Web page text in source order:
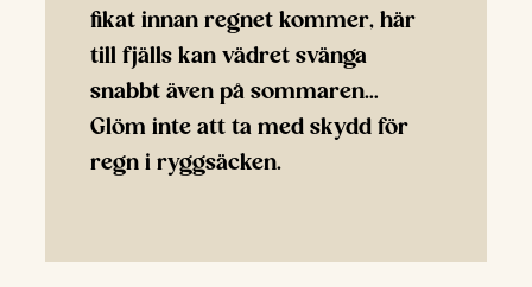
fikat innan regnet kommer, här
till fjälls kan vädret svänga
snabbt även på sommaren…
Glöm inte att ta med skydd för
regn i ryggsäcken.